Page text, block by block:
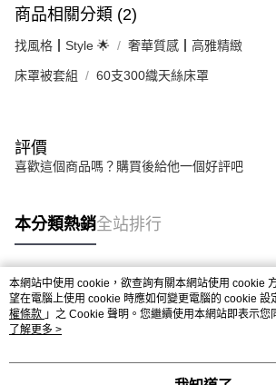
商品相關分類 (2)
找風格┃Style 🌟 奢華質感┃高雅精緻
床罩被套組 60支300織天絲床罩
評價
喜歡這個商品嗎？購買後給他一個好評吧
本分類熱銷全站排行
熱門標籤
本網站中使用 cookie，欲查詢有關本網站使用 cookie
望在電腦上使用 cookie 時應如何變更電腦的 cookie 設
權條款 」之 Cookie 聲明。您繼續使用本網站即表示您
用條款之 Cookie 聲明使用 cookie。
了解更多 >